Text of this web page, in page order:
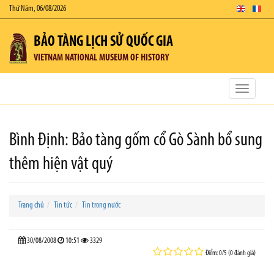
Thứ Năm, 06/08/2026
BẢO TÀNG LỊCH SỬ QUỐC GIA
VIETNAM NATIONAL MUSEUM OF HISTORY
Toggle
Bình Định: Bảo tàng gốm cổ Gò Sành bổ sung
thêm hiện vật quý
Trang chủ Tin tức Tin trong nước
30/08/2008 10:51 3329
Điểm: 0/5 (0 đánh giá)